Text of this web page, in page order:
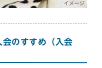
のすすめ（入会